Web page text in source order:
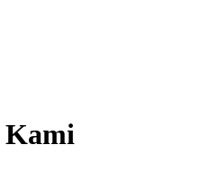
Kami